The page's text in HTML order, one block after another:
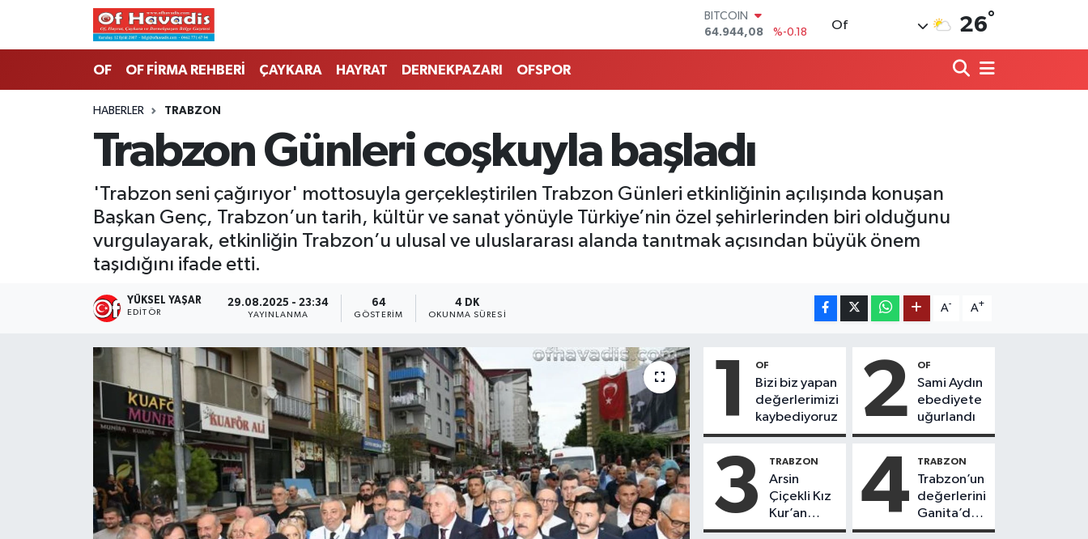
DOLAR
47,7436
%0.18
EURO
BİST100
13.779
Of 26°
OF OF FİRMA REHBERİ ÇAYKARA HAYRAT DERNEKPAZARI OFSPOR
HABERLER TRABZON
Trabzon Günleri coşkuyla başladı
'Trabzon seni çağırıyor' mottosuyla gerçekleştirilen Trabzon Günleri etkinliğinin açılışında konuşan
Başkan Genç, Trabzon’un tarih, kültür ve sanat yönüyle Türkiye’nin özel şehirlerinden biri olduğunu
vurgulayarak, etkinliğin Trabzon’u ulusal ve uluslararası alanda tanıtmak açısından büyük önem
taşıdığını ifade etti.
YÜKSEL YAŞAR
EDITÖR
29.08.2025 - 23:34
YAYINLANMA
64
GÖSTERIM
4 DK
OKUNMA SÜRESI
A- A+
1 OF
Bizi biz yapan
değerlerimizi
kaybediyoruz
2 OF
Sami Aydın
ebediyete
uğurlandı
3 TRABZON
Arsin
Çiçekli Kız
Kur’an
Kursu’nda
4 TRABZON
Trabzon’un
değerlerini
Ganita’da
yaşatıyoruz
Trabzon Nöbetçi Eczaneler
Trabzon Namaz Vakitleri
Trabzon Trafik Yoğunluk Haritası
Süper Lig Puan Durumu ve Fikstür
Tüm Manşetler
Son Dakika Haberleri
Haber Arşivi